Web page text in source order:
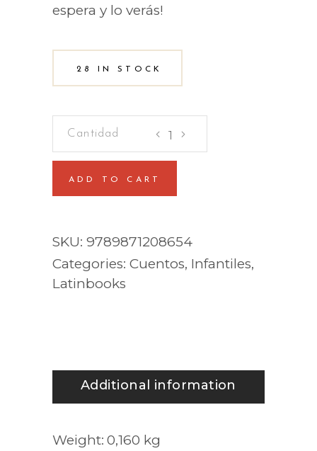
espera y lo verás!
28 IN STOCK
-
Reina
quantity
ADD TO CART
SKU: 9789871208654
Categories: Cuentos, Infantiles,
Latinbooks
Additional information
Weight 0,160 kg